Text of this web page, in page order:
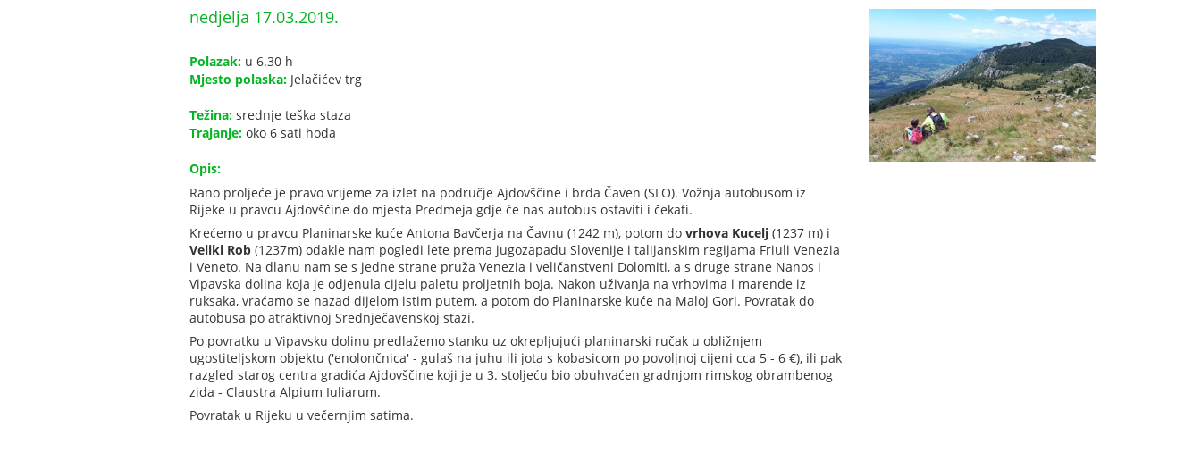
nedjelja 17.03.2019.
Polazak: u 6.30 h
Mjesto polaska: Jelačićev trg
Težina: srednje teška staza
Trajanje: oko 6 sati hoda
Opis:
Rano proljeće je pravo vrijeme za izlet na područje Ajdovščine i brda Čaven (SLO). Vožnja autobusom iz
Rijeke u pravcu Ajdovščine do mjesta Predmeja gdje će nas autobus ostaviti i čekati.
Krećemo u pravcu Planinarske kuće Antona Bavčerja na Čavnu (1242 m), potom do vrhova Kucelj (1237 m) i
Veliki Rob (1237m) odakle nam pogledi lete prema jugozapadu Slovenije i talijanskim regijama Friuli Venezia
i Veneto. Na dlanu nam se s jedne strane pruža Venezia i veličanstveni Dolomiti, a s druge strane Nanos i
Vipavska dolina koja je odjenula cijelu paletu proljetnih boja. Nakon uživanja na vrhovima i marende iz
ruksaka, vraćamo se nazad dijelom istim putem, a potom do Planinarske kuće na Maloj Gori. Povratak do
autobusa po atraktivnoj Srednječavenskoj stazi.
Po povratku u Vipavsku dolinu predlažemo stanku uz okrepljujući planinarski ručak u obližnjem
ugostiteljskom objektu ('enolončnica' - gulaš na juhu ili jota s kobasicom po povoljnoj cijeni cca 5 - 6 €), ili pak
razgled starog centra gradića Ajdovščine koji je u 3. stoljeću bio obuhvaćen gradnjom rimskog obrambenog
zida - Claustra Alpium Iuliarum.
Povratak u Rijeku u večernjim satima.